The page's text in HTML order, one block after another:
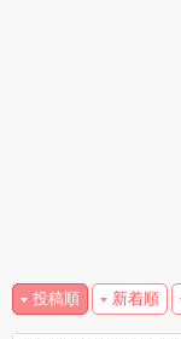
投稿順 新着順